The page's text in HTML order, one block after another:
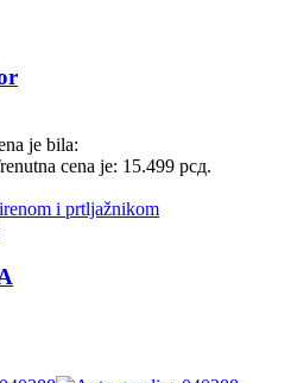
je bila:
cena je: 15.499 рсд.